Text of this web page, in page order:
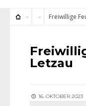
Freiwillige
Letzau
16. OKTOBER 2023